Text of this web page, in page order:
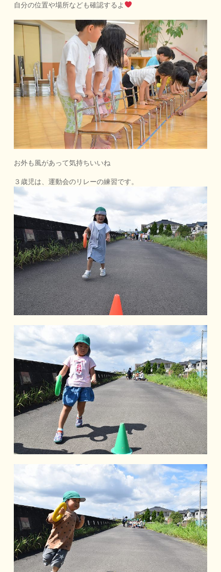
自分の位置や場所なども確認するよ
お外も風があって気持ちいいね
３歳児は、運動会のリレーの練習です。